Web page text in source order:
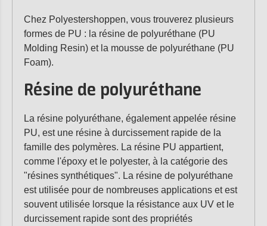
Chez Polyestershoppen, vous trouverez plusieurs
formes de PU : la résine de polyuréthane (PU
Molding Resin) et la mousse de polyuréthane (PU
Foam).
Résine de polyuréthane
La résine polyuréthane, également appelée résine
PU, est une résine à durcissement rapide de la
famille des polymères. La résine PU appartient,
comme l'époxy et le polyester, à la catégorie des
"résines synthétiques". La résine de polyuréthane
est utilisée pour de nombreuses applications et est
souvent utilisée lorsque la résistance aux UV et le
durcissement rapide sont des propriétés